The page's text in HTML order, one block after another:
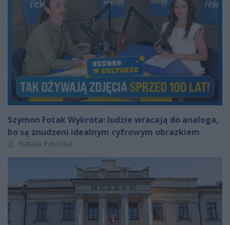
Szymon Fotak Wykrota: ludzie wracają do analoga,
bo są znudzeni idealnym cyfrowym obrazkiem
Autor artykułu:
Natalia Pętelska